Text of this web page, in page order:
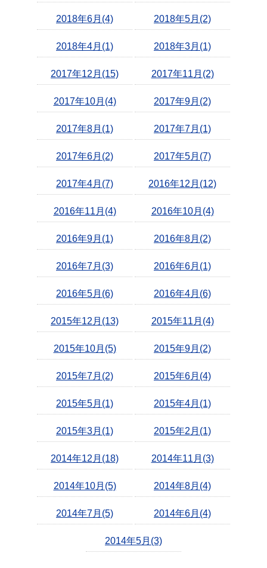
2018年6月(4) 2018年5月(2)
2018年4月(1) 2018年3月(1)
2017年12月(15) 2017年11月(2)
2017年10月(4) 2017年9月(2)
2017年8月(1) 2017年7月(1)
2017年6月(2) 2017年5月(7)
2017年4月(7) 2016年12月(12)
2016年11月(4) 2016年10月(4)
2016年9月(1) 2016年8月(2)
2016年7月(3) 2016年6月(1)
2016年5月(6) 2016年4月(6)
2015年12月(13) 2015年11月(4)
2015年10月(5) 2015年9月(2)
2015年7月(2) 2015年6月(4)
2015年5月(1) 2015年4月(1)
2015年3月(1) 2015年2月(1)
2014年12月(18) 2014年11月(3)
2014年10月(5) 2014年8月(4)
2014年7月(5) 2014年6月(4)
2014年5月(3)